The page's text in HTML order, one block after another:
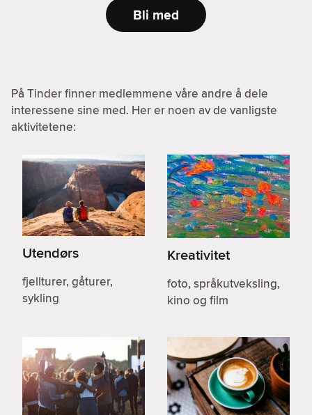
Bli med
På Tinder finner medlemmene våre andre å dele
interessene sine med. Her er noen av de vanligste
aktivitetene:
Utendørs
fjellturer, gåturer,
sykling
Kreativitet
foto, språkutveksling,
kino og film